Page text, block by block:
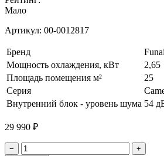
Мало
Артикул: 00-0012817
Бренд
Funai
Мощность охлаждения, кВт
2,65
Площадь помещения м²
25
Серия
Внутренний блок - уровень шума 54
29 990 ₽
−
+